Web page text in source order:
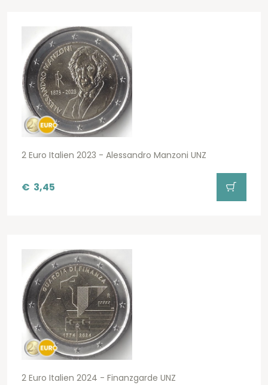
2 Euro Italien 2023 - Alessandro Manzoni UNZ
€ 3,45
2 Euro Italien 2024 - Finanzgarde UNZ